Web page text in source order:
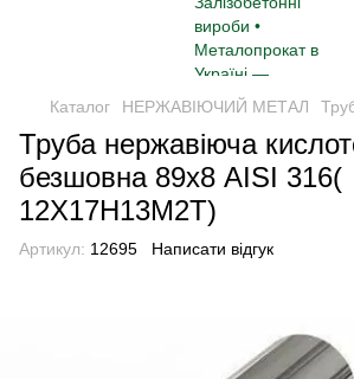
Каталог НЕРЖАВІЮЧИЙ МЕТАЛ
Труба нержавіюча
безшовна 89х8 AISI 316(
12Х17Н13М2Т)
Артикул: 12695 Написати відгук